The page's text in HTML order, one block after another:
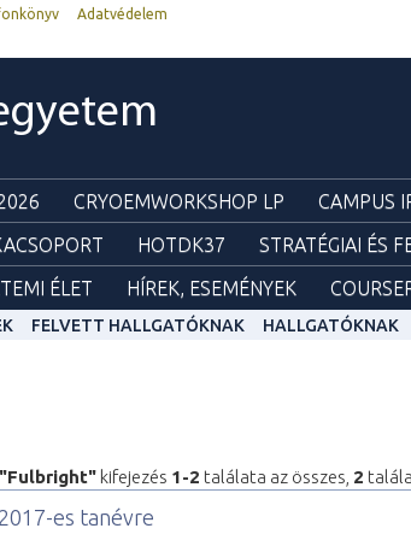
Adatvédelem
CRYOEMWORKSHOP LP CAMPUS
HOTDK37 STRATÉGIAI ÉS
ÉLET HÍREK, ESEMÉNYEK
FELVETT HALLGATÓKNAK HALLGATÓKNAK
"Fulbright" kifejezés 1-2 találata az összes, 2
es tanévre